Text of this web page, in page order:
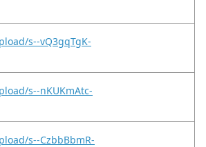
s--vQ3gqTgK-
s--nKUKmAtc-
s--CzbbBbmR-